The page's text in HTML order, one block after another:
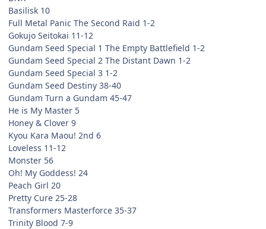
Basilisk 10
Full Metal Panic The Second Raid 1-2
Gokujo Seitokai 11-12
Gundam Seed Special 1 The Empty Battlefield 1-2
Gundam Seed Special 2 The Distant Dawn 1-2
Gundam Seed Special 3 1-2
Gundam Seed Destiny 38-40
Gundam Turn a Gundam 45-47
He is My Master 5
Honey & Clover 9
Kyou Kara Maou! 2nd 6
Loveless 11-12
Monster 56
Oh! My Goddess! 24
Peach Girl 20
Pretty Cure 25-28
Transformers Masterforce 35-37
Trinity Blood 7-9